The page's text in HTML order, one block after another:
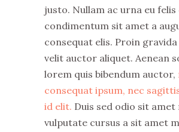
justo. Nullam ac urna eu felis
condimentum sit amet a
consequat elis. Proin gravida
velit auctor aliquet. Aenean
lorem quis bibendum auctor,
consequat ipsum, nec
id elit. Duis sed odio sit amet
vulputate cursus a sit amet